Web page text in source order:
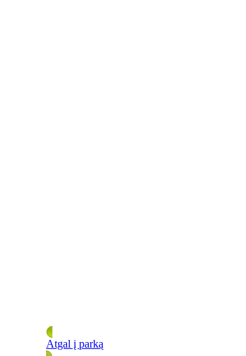
Atgal į parką